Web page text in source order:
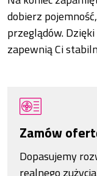
dobierz
przeglądów.
zapewnią Ci
Zamów
Dopasujemy
realnego